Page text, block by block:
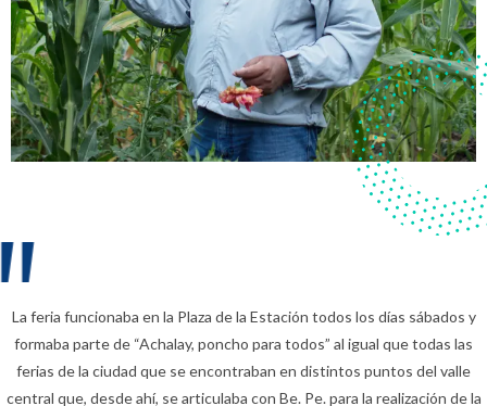
La feria funcionaba en la Plaza de la Estación todos los días sábados y
formaba parte de “Achalay, poncho para todos” al igual que todas las
ferias de la ciudad que se encontraban en distintos puntos del valle
central que, desde ahí, se articulaba con Be. Pe. para la realización de la